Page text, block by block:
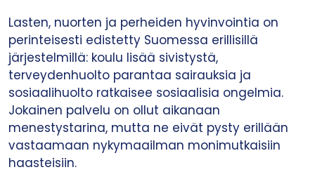
Lasten, nuorten ja perheiden hyvinvointia on
perinteisesti edistetty Suomessa erillisillä
järjestelmillä: koulu lisää sivistystä,
terveydenhuolto parantaa sairauksia ja
sosiaalihuolto ratkaisee sosiaalisia ongelmia.
Jokainen palvelu on ollut aikanaan
menestystarina, mutta ne eivät pysty erillään
vastaamaan nykymaailman monimutkaisiin
haasteisiin.